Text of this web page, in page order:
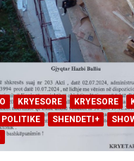
KRYESORE KRYESORE
POLITIKE SHENDETI+